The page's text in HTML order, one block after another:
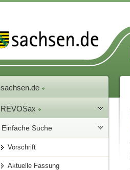
sachsen.de
REVOSax
Einfache Suche
Vorschrift
Aktuelle Fassung